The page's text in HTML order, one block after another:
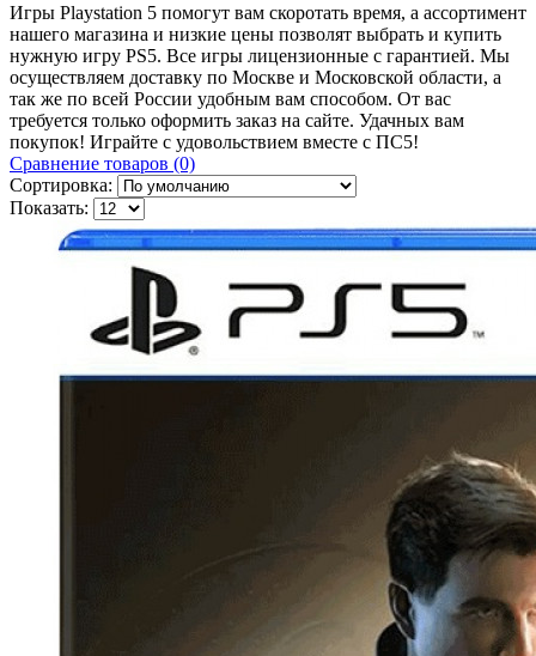
Игры Playstation 5 помогут вам скоротать время, а ассортимент
нашего магазина и низкие цены позволят выбрать и купить
нужную игру PS5. Все игры лицензионные с гарантией. Мы
осуществляем доставку по Москве и Московской области, а
так же по всей России удобным вам способом. От вас
требуется только оформить заказ на сайте. Удачных вам
покупок! Играйте с удовольствием вместе с ПС5!
Сравнение товаров (0)
Сортировка:
Показать: